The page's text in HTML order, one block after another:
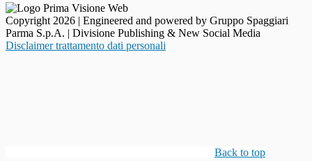
Copyright 2026 | Engineered and powered by Gruppo Spaggiari
Parma S.p.A. | Divisione Publishing & New Social Media
Disclaimer trattamento dati personali
Back to top